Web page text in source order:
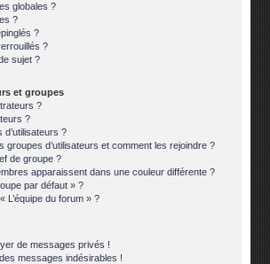
globales ?
?
?
?
sujet ?
et groupes
?
?
?
groupes d’utilisateurs et comment les rejoindre ?
de groupe ?
apparaissent dans une couleur différente ?
par défaut » ?
L’équipe du forum » ?
de messages privés !
messages indésirables !